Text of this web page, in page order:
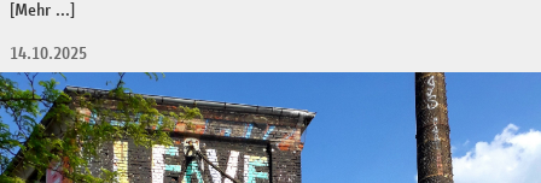
[Mehr ...]
14.10.2025